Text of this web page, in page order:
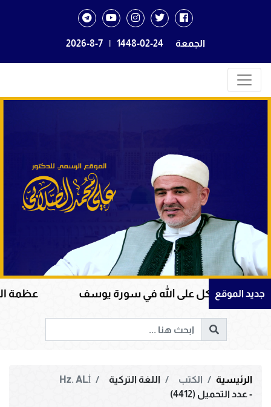
الجمعة 1448-02-24
|
2026-8-7
جديد الموقع
على الله في سورة يوسف عظمة القرآن الكريم
الرئيسية الكتب اللغة التركية
Hz. ALİ
- عدد التحميل (4412)